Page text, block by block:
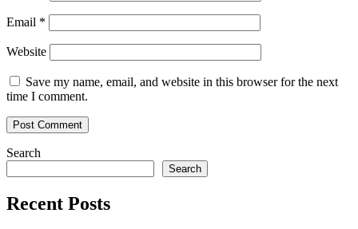
Email *
Website
Save my name, email, and website in this browser for the next
time I comment.
Search
Search
Recent Posts